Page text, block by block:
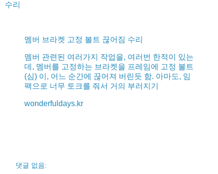
수리
멤버 브라켓 고정 볼트 끊어짐 수리
멤버 관련된 여러가지 작업을, 여러번 한적이 있는
데, 멤버를 고정하는 브라켓을 프레임에 고정 볼트
(심) 이, 어느 순간에 끊어져 버린듯 함. 아마도, 임
팩으로 너무 토크를 줘서 거의 부러지기
wonderfuldays.kr
댓글 없음: